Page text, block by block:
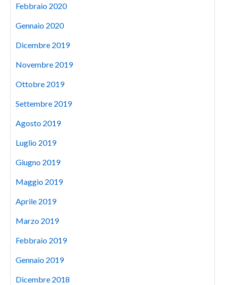
Febbraio 2020
Gennaio 2020
Dicembre 2019
Novembre 2019
Ottobre 2019
Settembre 2019
Agosto 2019
Luglio 2019
Giugno 2019
Maggio 2019
Aprile 2019
Marzo 2019
Febbraio 2019
Gennaio 2019
Dicembre 2018